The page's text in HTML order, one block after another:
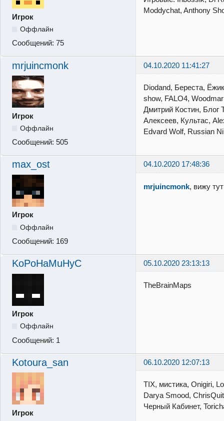
Игрок
Оффлайн
Сообщений: 75
Moddychat, Anthony
mrjuincmonk 04.10.2020 11:41:27
Игрок
Оффлайн
Сообщений: 505
Diodand, Береста,
show, FALO4,
Дмитрий Костин, Блог
Алексеев, Культас,
Edvard Wolf, Russian
max_ost 04.10.2020 17:48:36
Игрок
Оффлайн
Сообщений: 169
mrjuincmonk, вижу
KoPoHaMuHyC 05.10.2020 23:13:13
Игрок
Оффлайн
Сообщений: 1
TheBrainMaps
Kotoura_san 06.10.2020 12:07:13
Игрок
TIX, мистика, Onigiri,
Darya Smood,
Черный Кабинет,